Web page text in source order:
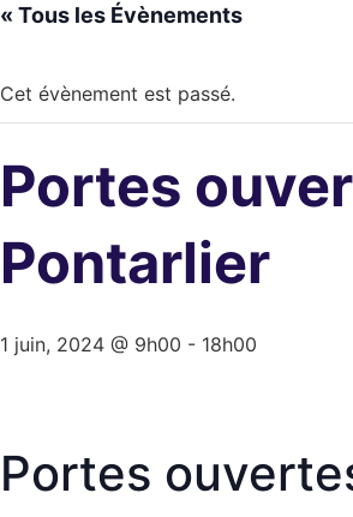
« Tous les Évènements
Cet évènement est passé.
Portes
Pontarlier
1 juin, 2024 @ 9h00 - 18h00
Portes